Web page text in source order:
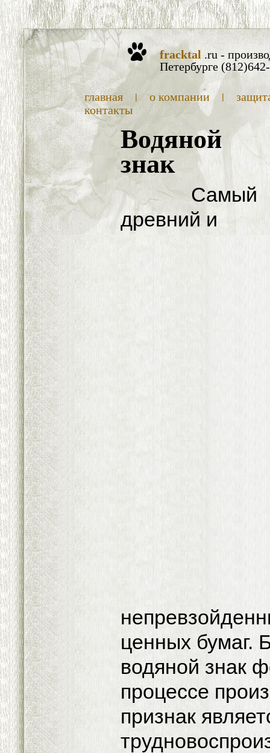
fracktal .ru -
Петербурге
главная | о компании |
контакты
Водяной
знак
Самый
древний и
ценных бумаг.
водяной знак
процессе
признак